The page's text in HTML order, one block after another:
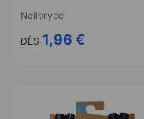
Neilpryde
DÈS 1,96 €